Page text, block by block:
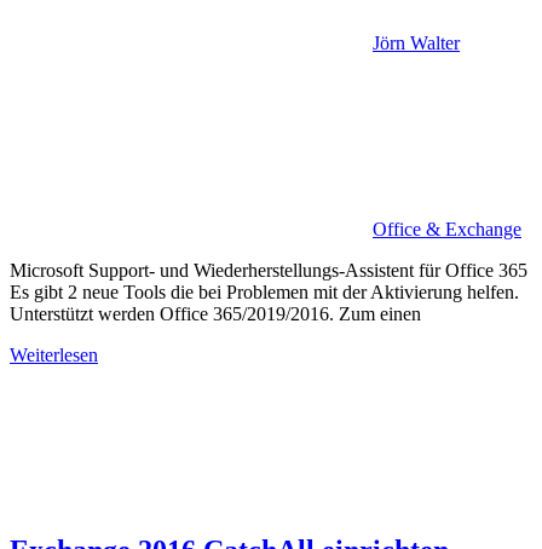
Jörn Walter
Office & Exchange
Microsoft Support- und Wiederherstellungs-Assistent für Office 365
Es gibt 2 neue Tools die bei Problemen mit der Aktivierung helfen.
Unterstützt werden Office 365/2019/2016. Zum einen
Weiterlesen